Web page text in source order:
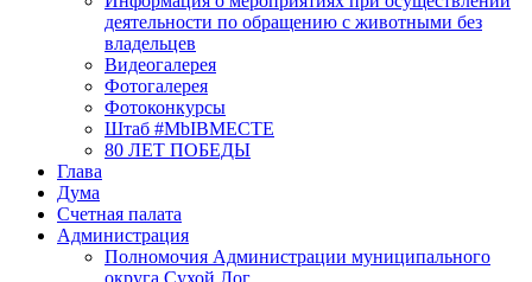
деятельности по обращению с животными без
владельцев
Видеогалерея
Фотогалерея
Фотоконкурсы
Штаб #MbIBMECTE
80 ЛЕТ ПОБЕДЫ
Глава
Дума
Счетная палата
Администрация
Полномочия Администрации муниципального
округа Сухой Лог